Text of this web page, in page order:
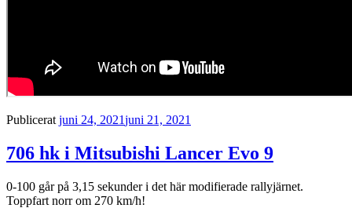
Publicerat juni 24, 2021juni 21, 2021
706 hk i Mitsubishi Lancer Evo 9
0-100 går på 3,15 sekunder i det här modifierade rallyjärnet.
Toppfart norr om 270 km/h!